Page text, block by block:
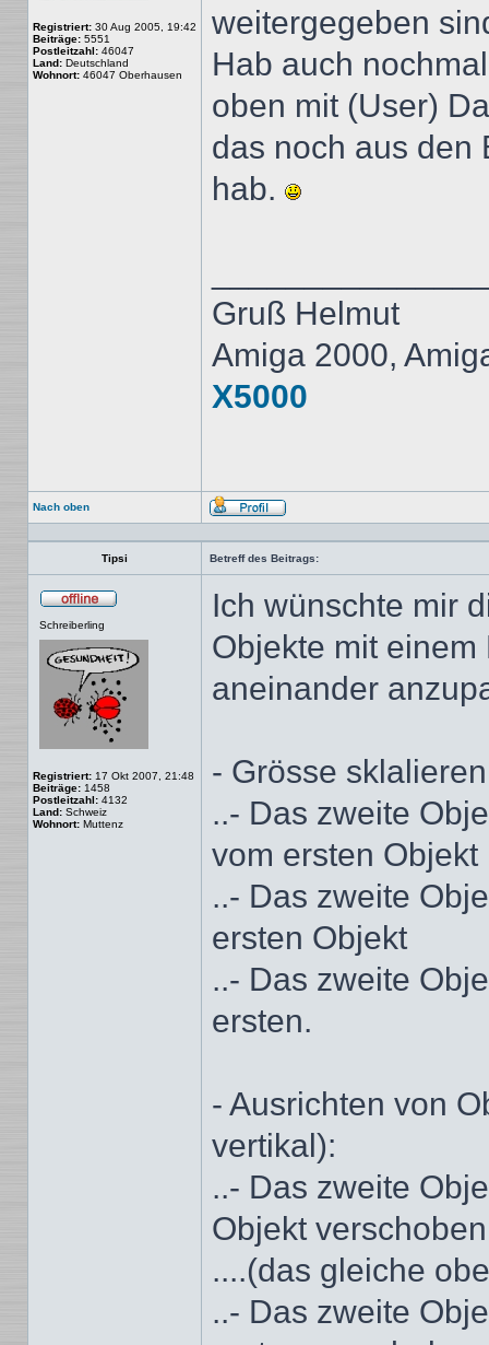
Registriert: 30 Aug 2005, 19:42
Beiträge: 5551
Postleitzahl: 46047
Land: Deutschland
Wohnort: 46047 Oberhausen
weitergegeben
Hab auch
oben mit (User)
das noch aus den
hab.
Gruß Helmut
Amiga 2000,
X5000
Nach oben
Profil
Tipsi Betreff des Beitrags:
Schreiberling
Registriert: 17 Okt 2007, 21:48
Beiträge: 1458
Postleitzahl: 4132
Land: Schweiz
Wohnort: Muttenz
Ich wünschte mir
Objekte mit
aneinander
- Grösse
..- Das zweite
vom ersten Objekt
..- Das zweite
ersten Objekt
..- Das zweite
ersten.
- Ausrichten von
vertikal):
..- Das zweite
Objekt verschoben
....(das gleiche
..- Das zweite